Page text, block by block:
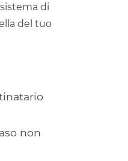
di
del tuo
non